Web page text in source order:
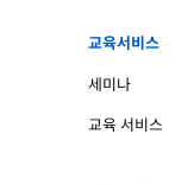
교육서비스
세미나
교육 서비스